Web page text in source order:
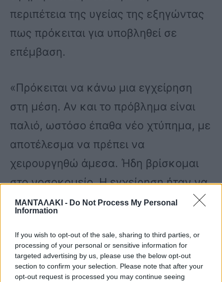
ΜΑΝΤΑΛΑΚΙ - Do Not Process My Personal
Information
If you wish to opt-out of the sale, sharing to third parties, or
processing of your personal or sensitive information for
targeted advertising by us, please use the below opt-out
section to confirm your selection. Please note that after your
opt-out request is processed you may continue seeing
περιπέτεια της υγείας της εξηγώντας
πως πρόκειται για υποβληθεί σε
επέμβαση.
«Πρόκειται να κάνω μια εγχείρηση
στη μέση. Αν και το πρόβλημα είναι
παλιό, ωστόσο έπαθα νέο χτύπημα, με
αποτέλεσμα να πρέπει να
χειρουργηθώ άμεσα. Ήδη βρίσκομαι
στο νοσοκομείο. Η εγχείρηση ήταν να
γίνει χθες, όμως λόγω επισκληριδίου
Βαλσάμη.
Η ηθοποιός που μεγαλούργησε τη